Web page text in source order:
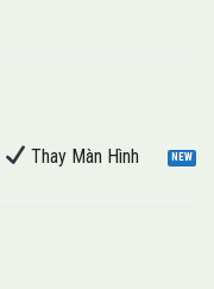
Thay Màn Hình